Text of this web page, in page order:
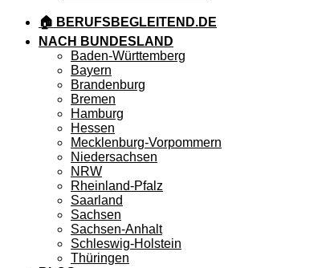
🏠 BERUFSBEGLEITEND.DE
NACH BUNDESLAND
Baden-Württemberg
Bayern
Brandenburg
Bremen
Hamburg
Hessen
Mecklenburg-Vorpommern
Niedersachsen
NRW
Rheinland-Pfalz
Saarland
Sachsen
Sachsen-Anhalt
Schleswig-Holstein
Thüringen